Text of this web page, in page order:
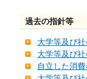
過去の指針等
大学等及び
大学等及び
自立した消